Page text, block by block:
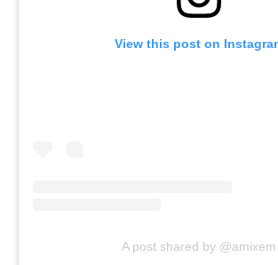
View this post on
A post shared by @amixem